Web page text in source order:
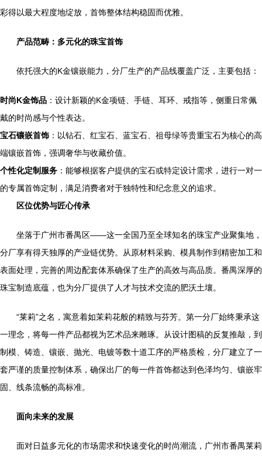
彩得以最大程度地绽放，首饰整体结构稳固而优雅。
产品范畴：多元化的珠宝首饰
依托强大的K金镶嵌能力，分厂生产的产品线覆盖广泛，主要包括：
时尚K金饰品 ：设计新颖的K金项链、手链、耳环、戒指等，侧重日常佩
戴的时尚感与个性表达。
宝石镶嵌首饰 ：以钻石、红宝石、蓝宝石、祖母绿等贵重宝石为核心的高
端镶嵌首饰，强调奢华与收藏价值。
个性化定制服务 ：能够根据客户提供的宝石或特定设计需求，进行一对一
的专属首饰定制，满足消费者对于独特性和纪念意义的追求。
区位优势与匠心传承
坐落于广州市番禺区——这一全国乃至全球知名的珠宝产业聚集地，
分厂享有得天独厚的产业链优势。从原材料采购、模具制作到精密加工和
表面处理，完善的周边配套体系确保了生产的高效与高品质。番禺深厚的
珠宝制造底蕴，也为分厂提供了人才与技术交流的肥沃土壤。
“莱莉”之名，寓意着如茉莉花般的精致与芬芳。第一分厂始终秉承这
一理念，将每一件产品都视为艺术品来雕琢。从设计图稿的反复推敲，到
制模、铸造、镶嵌、抛光、电镀等数十道工序的严格质检，分厂建立了一
套严谨的质量控制体系，确保出厂的每一件首饰都达到色泽均匀、镶嵌牢
固、线条流畅的高标准。
面向未来的发展
面对日益多元化的市场需求和快速变化的时尚潮流，广州市番禺莱莉